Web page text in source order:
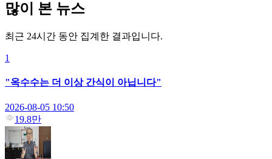
많이 본 뉴스
최근 24시간 동안 집계한 결과입니다.
1
"옥수수는 더 이상 간식이 아닙니다"
2026-08-05 10:50
19.8만